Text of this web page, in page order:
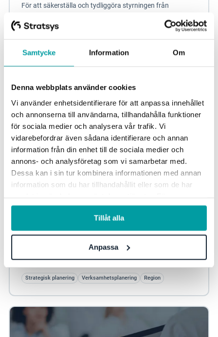
Samtycke Information Om
Denna webbplats använder cookies
Vi använder enhetsidentifierare för att anpassa innehållet
och annonserna till användarna, tillhandahålla funktioner
för sociala medier och analysera vår trafik. Vi
vidarebefordrar även sådana identifierare och annan
information från din enhet till de sociala medier och
annons- och analysföretag som vi samarbetar med.
Dessa kan i sin tur kombinera informationen med annan
information som du har tillhandahållit eller som de har
information, se vårintegritetspolicy.
Tillåt alla
Anpassa
För att säkerställa och tydliggöra styrningen från
sätta fokus på resultat, valde kommunen 2010...
Kvalitetsarbete Kommun Verksamhetsplanering
Region Sörmland - bättre kvalité i planerings-
och uppföljningsarbetet
Med hjälp av Stratsys har region Sörmland effektiviserat
sin verksamhetsplanering och samlat alla styrande
Strategisk planering Verksamhetsplanering Region